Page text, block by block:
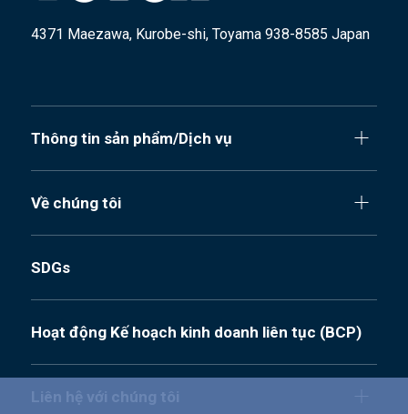
4371 Maezawa, Kurobe-shi, Toyama 938-8585 Japan
Thông tin sản phẩm/Dịch vụ
Về chúng tôi
SDGs
Hoạt động Kế hoạch kinh doanh liên tục (BCP)
Liên hệ với chúng tôi